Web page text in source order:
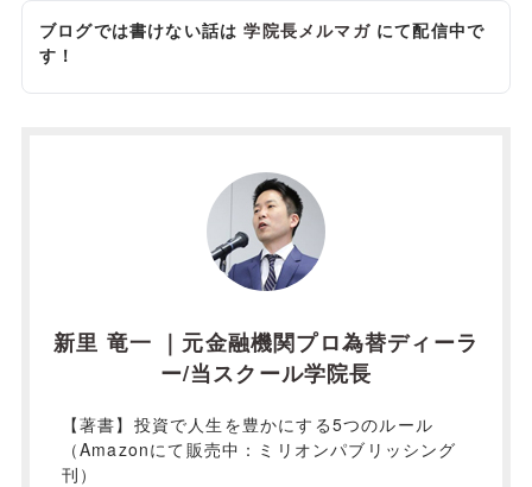
ブログでは書けない話は学院長メルマガにて配信中で
す！
新里 竜一 ｜元金融機関プロ為替ディーラ
ー/当スクール学院長
【著書】投資で人生を豊かにする5つのルール
（Amazonにて販売中：ミリオンパブリッシング
刊）